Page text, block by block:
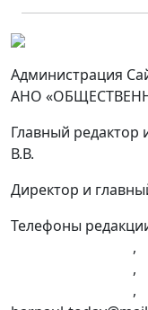
Администрация
АНО
Главный
В.В.
Директор и
Телефоны
,
,
,